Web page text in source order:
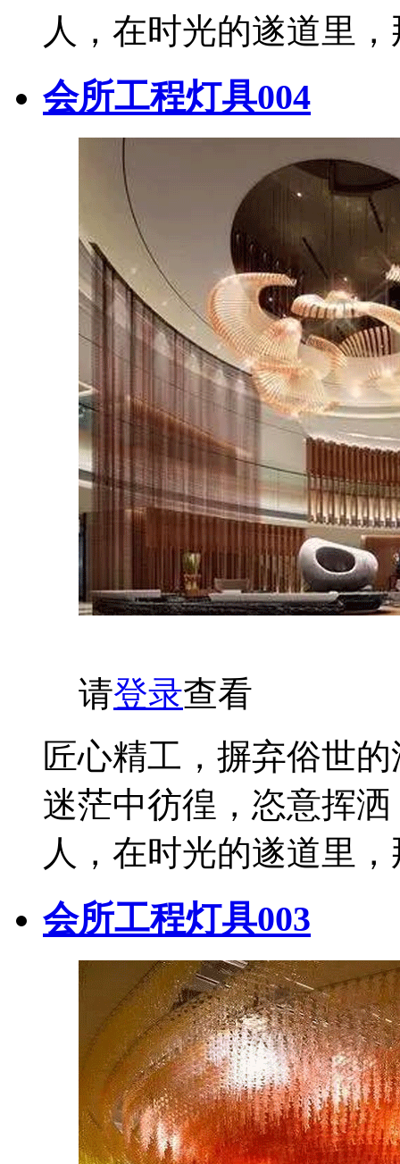
人，在时光的遂道里
会所工程灯具004
请登录查看
匠心精工，摒弃俗世
迷茫中彷徨，恣意挥
人，在时光的遂道里
会所工程灯具003